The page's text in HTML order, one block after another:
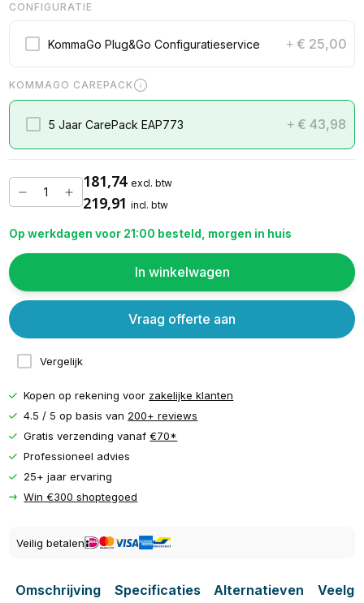
CONFIGURATIE
KommaGo Plug&Go Configuratieservice + € 25,00
KOMMAGO CAREPACK
5 Jaar CarePack EAP773 + € 43,98
181,74 excl. btw
219,91 incl. btw
Op werkdagen voor 21:00 besteld, morgen in huis
In winkelwagen
Vergelijk
Vraag offerte aan
Kopen op rekening voor zakelijke klanten
4.5 / 5 op basis van 200+ reviews
Gratis verzending vanaf€70*
Professioneel advies
25+ jaar ervaring
Win €300 shoptegoed
Veilig betalen
Omschrijving Specificaties Alternatieven